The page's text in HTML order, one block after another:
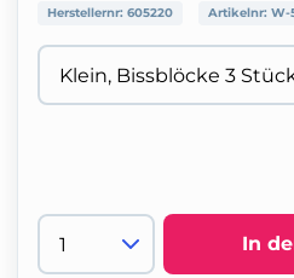
Herstellernr: 605220 Artikelnr: W-
In